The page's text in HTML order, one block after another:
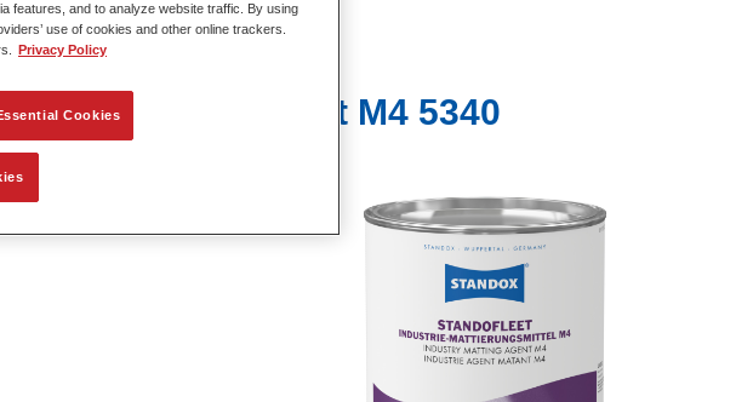
Matting Agent M4 5340​
features, and to analyze website traffic. By using
use of cookies and other online trackers.
Privacy Policy
Cookies